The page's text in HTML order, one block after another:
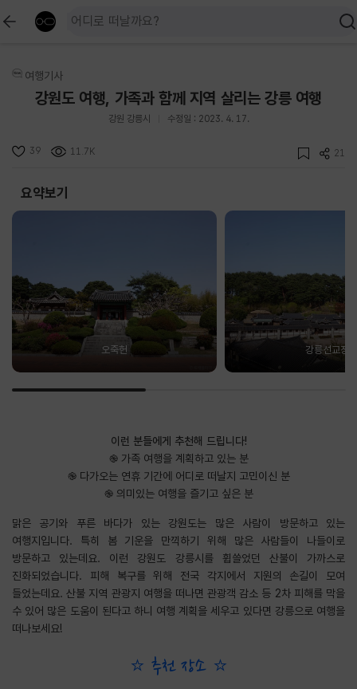
여행기사
강원도 여행, 가족과 함께 지역 살리는 강릉 여행
강원 강릉시 수정일 : 2023. 4. 17.
39 11.7K 21
요약보기
오죽헌 강릉선교장
이런 분들에게 추천해 드립니다!
֎ 가족 여행을 계획하고 있는 분
֎ 다가오는 연휴 기간에 어디로 떠날지 고민이신 분
֎ 의미있는 여행을 즐기고 싶은 분
맑은 공기와 푸른 바다가 있는 강원도는 많은 사람이 방문하고 있는
여행지입니다. 특히 봄 기운을 만끽하기 위해 많은 사람들이 나들이로
방문하고 있는데요. 이런 강원도 강릉시를 휩쓸었던 산불이 가까스로
진화되었습니다. 피해 복구를 위해 전국 각지에서 지원의 손길이 모여
들었는데요. 산불 지역 관광지 여행을 떠나면 관광객 감소 등 2차 피해를 막을
수 있어 많은 도움이 된다고 하니 여행 계획을 세우고 있다면 강릉으로 여행을
떠나보세요!
⭐ 추천 장소 ⭐